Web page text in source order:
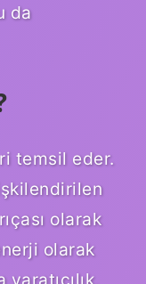
da
temsil eder.
olarak
olarak